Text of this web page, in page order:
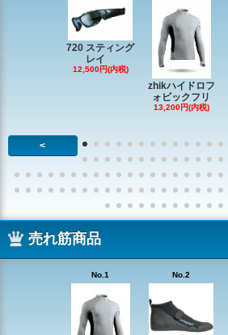
720 スティング
レイ
12,500円(内税)
zhikハイドロフ
ォビックフリ
13,200円(内税)
<
売れ筋商品
No.1 No.2